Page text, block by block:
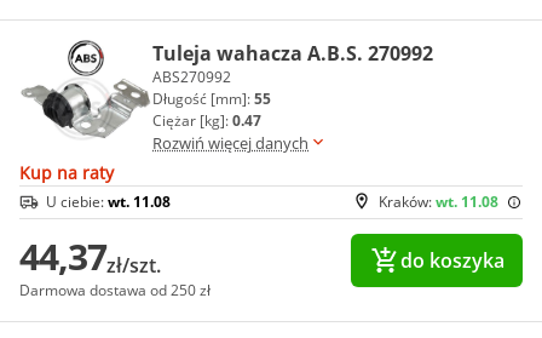
Tuleja wahacza A.B.S. 270992
ABS270992
Długość [mm]:55
Ciężar [kg]:0.47
Rozwiń więcej danych
Kup na raty
Kraków:wt. 11.08
U ciebie:wt. 11.08
44,37zł/szt.
Darmowa dostawa od 250 zł
do koszyka